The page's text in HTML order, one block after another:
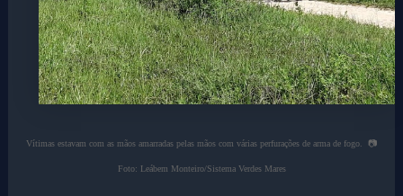
Vítimas estavam com as mãos amarradas pelas mãos com várias perfurações de arma de fogo. 📷
Foto: Leábem Monteiro/Sistema Verdes Mares